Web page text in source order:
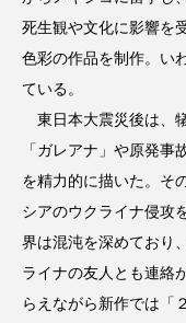
死生観や文化に影響を
色彩の作品を制作。い
ている。
東日本大震災後は、
「ガレアナ」や原発
を精力的に描いた。そ
シアのウクライナ侵
界は混沌を深めており
ライナの友人とも連絡
らえながら新作では「